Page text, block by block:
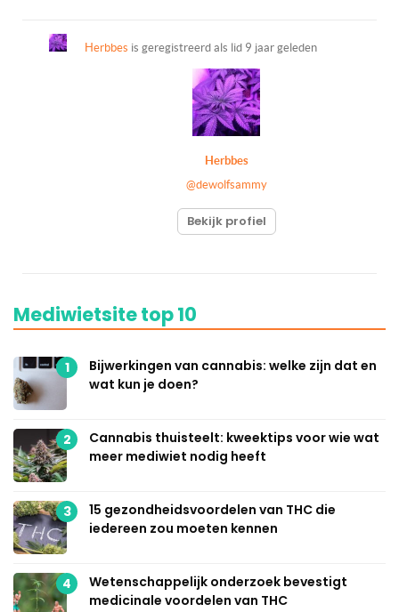
Herbbes is geregistreerd als lid 9 jaar geleden
Herbbes
@dewolfsammy
Bekijk profiel
Mediwietsite top 10
1
Bijwerkingen van cannabis: welke zijn dat en
wat kun je doen?
2
Cannabis thuisteelt: kweektips voor wie wat
meer mediwiet nodig heeft
3
15 gezondheidsvoordelen van THC die
iedereen zou moeten kennen
4
Wetenschappelijk onderzoek bevestigt
medicinale voordelen van THC